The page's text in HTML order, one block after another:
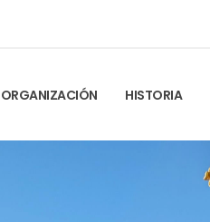
ORGANIZACIÓN HISTORIA